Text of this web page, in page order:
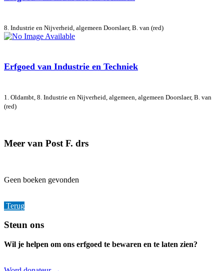
8. Industrie en Nijverheid, algemeen Doorslaer, B. van (red)
Erfgoed van Industrie en Techniek
1. Oldambt, 8. Industrie en Nijverheid, algemeen, algemeen Doorslaer, B. van
(red)
Meer van Post F. drs
Geen boeken gevonden
Terug
Footer
Steun ons
Wil je helpen om ons erfgoed te bewaren en te laten zien?